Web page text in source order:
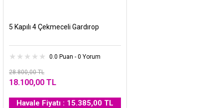
5 Kapılı 4 Çekmeceli Gardırop
0.0 Puan - 0 Yorum
28.800,00 TL
18.100,00 TL
Havale Fiyatı : 15.385,00 TL